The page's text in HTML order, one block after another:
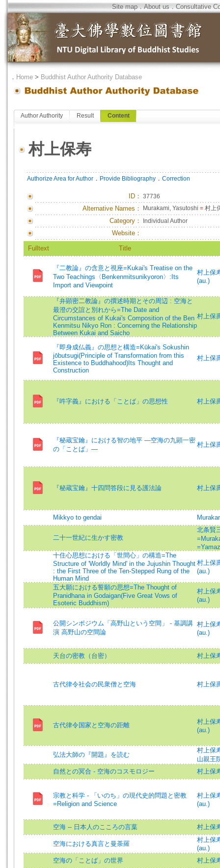
Site map．About us．Consultative
． Home > Buddhist Author Authority Database
Author Authority Result Content
村上保寿
Authorize Area for Author ． Provide Bibliography ． Correction
ID ： 37736
Alternative Names： Murakami, Yasutoshi = 村上
Category： Individual Author
Website：
Fulltext Title
『二教論』の含意と視座=Kukai's Treatise on the
Two Teachings〈Benkenmitsunikyoron〉:Its
Import and Viewpoint
村上保
(au.)
『弁顕密二教論』の撰述時期とその周辺 : 空海と
最澄の交誼と別れから=The Date and
Circumstances of Kukai's Composition of the Ben
Kenmitsu Nikyo Ron : Concerning the Relationship
Between Kukai and Saicho
村上保
『即身成仏義』の思想と構造=Kūkai's Sokushin
jōbutsugi(Principle of Transformation from this
Existence to Buddhahood)Its Thought and
Construction
村上保
『吽字義』における「ことば」の思想性 村上保
『秘蔵宝鑰』における智の地平 ―空海の九顕一密
の「ことば」―
村上保
『秘蔵宝鑰』十四問答段に見る護法論 村上保
Mikkyo to gendai
二十一世紀に生かす密教
北条賢
十住心思想における「世間心」の構造=The
Structure of 'Worldly Mind' in the Jujushin Thought
: the First Three of the Ten-Stepped Rung of the
Human Mind
村上保
(au.)
五大願における誓願の思想=The Thought of
Pranidhana in Godaigan(Five Great Vows of
Esoteric Buddhism)
村上保
(au.)
公開シンポジウム「高野山という空間」 - 基調講
演 高野山の空間論
村上保
(au.)
天台の密教（台密） 村上保
古代律令社会の民衆僧と空海 村上保
古代律令国家と空海の距離
村上保
(au.)
弘法大師の『開題』を読む
村上保
山親王
自然との冥合 - 空海のコスモロジー
村上保
宗教と科学 - 「いのち」の現代史的問題と密教
=Religion and Science
村上保
(au.)
空海 -- 日本人のこころの言葉 村上保
空海における真言と曼荼羅
村上保
(au.)
空海の「ことば」の世界
村上保